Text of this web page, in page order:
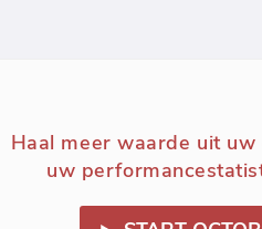
Haal meer waarde uit
uw